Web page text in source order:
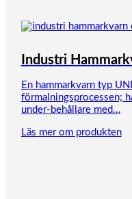
Industri
En hammarkvarn typ
förmalningsprocessen;
under-behållare med…
Läs mer om produkten